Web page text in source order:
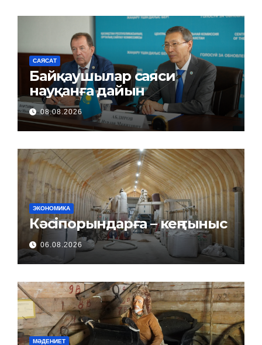
САЯСАТ
Байқаушылар саяси
науқанға дайын
08.08.2026
ЭКОНОМИКА
Кәсіпорындарға – кең тыныс
06.08.2026
МӘДЕНИЕТ